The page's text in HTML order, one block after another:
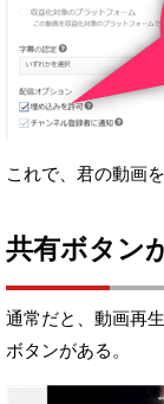
これで、君の動画
共有ボタン
通常だと、動画再
ボタンがある。